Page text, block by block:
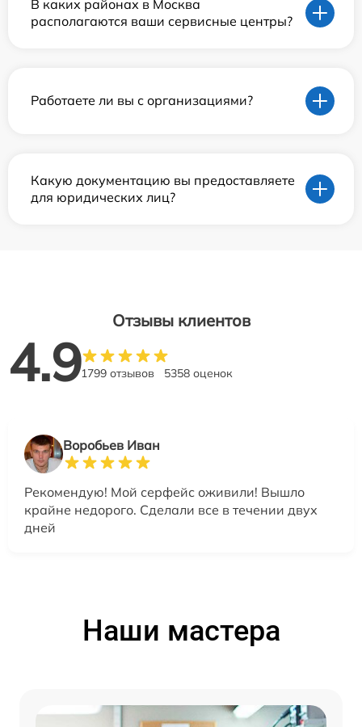
В каких районах в Москва
располагаются ваши сервисные центры?
Работаете ли вы с организациями?
Какую документацию вы предоставляете
для юридических лиц?
Отзывы клиентов
4.91799 отзывов 5358 оценок
Воробьев Иван
Рекомендую! Мой серфейс оживили! Вышло
крайне недорого. Сделали все в течении двух
дней
Наши мастера